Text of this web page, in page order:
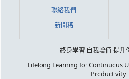
聯絡我們
新聞稿
終身學習 自我增值 提升
Lifelong Learning for Continuous
Productivity